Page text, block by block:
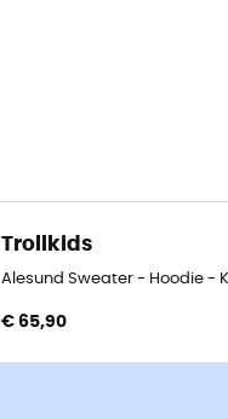
Trollkids
Alesund Sweater - Hoodie -
€ 65,90